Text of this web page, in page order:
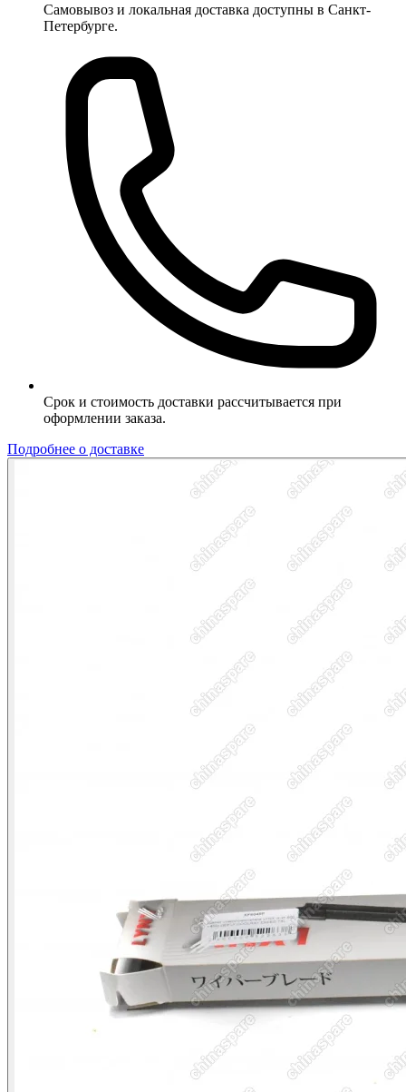
Самовывоз и локальная доставка доступны в Санкт-
Петербурге.
Срок и стоимость доставки рассчитывается при
оформлении заказа.
Подробнее о доставке